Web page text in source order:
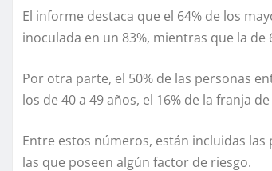
El informe destaca que el 64% de los
inoculada en un 83%, mientras que la de
Por otra parte, el 50% de las personas
los de 40 a 49 años, el 16% de la franja
Entre estos números, están incluidas
las que poseen algún factor de riesgo.